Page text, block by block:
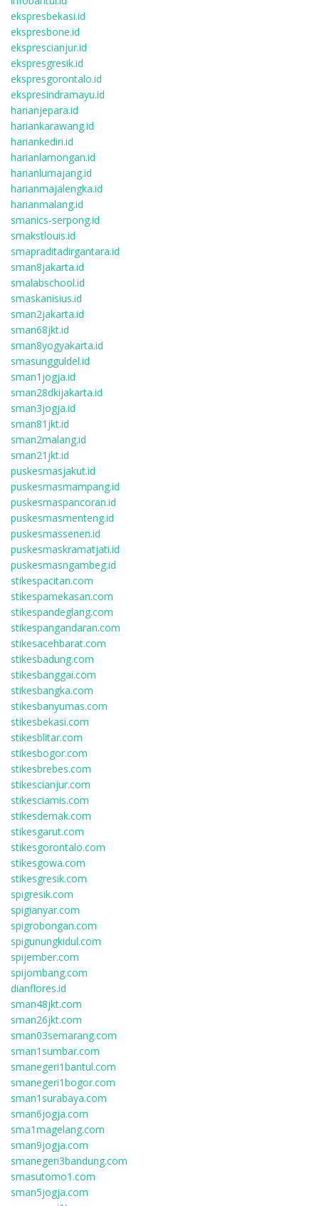
ekspresbekasi.id
ekspresbone.id
eksprescianjur.id
ekspresgresik.id
ekspresgorontalo.id
ekspresindramayu.id
harianjepara.id
hariankarawang.id
hariankediri.id
harianlamongan.id
harianlumajang.id
harianmajalengka.id
harianmalang.id
smanics-serpong.id
smakstlouis.id
smapraditadirgantara.id
sman8jakarta.id
smalabschool.id
smaskanisius.id
sman2jakarta.id
sman68jkt.id
sman8yogyakarta.id
smasungguldel.id
sman1jogja.id
sman28dkijakarta.id
sman3jogja.id
sman81jkt.id
sman2malang.id
sman21jkt.id
puskesmasjakut.id
puskesmasmampang.id
puskesmaspancoran.id
puskesmasmenteng.id
puskesmassenen.id
puskesmaskramatjati.id
puskesmasngambeg.id
stikespacitan.com
stikespamekasan.com
stikespandeglang.com
stikespangandaran.com
stikesacehbarat.com
stikesbadung.com
stikesbanggai.com
stikesbangka.com
stikesbanyumas.com
stikesbekasi.com
stikesblitar.com
stikesbogor.com
stikesbrebes.com
stikescianjur.com
stikesciamis.com
stikesdemak.com
stikesgarut.com
stikesgorontalo.com
stikesgowa.com
stikesgresik.com
spigresik.com
spigianyar.com
spigrobongan.com
spigunungkidul.com
spijember.com
spijombang.com
dianflores.id
sman48jkt.com
sman26jkt.com
sman03semarang.com
sman1sumbar.com
smanegeri1bantul.com
smanegeri1bogor.com
sman1surabaya.com
sman6jogja.com
sma1magelang.com
sman9jogja.com
smanegeri3bandung.com
smasutomo1.com
sman5jogja.com